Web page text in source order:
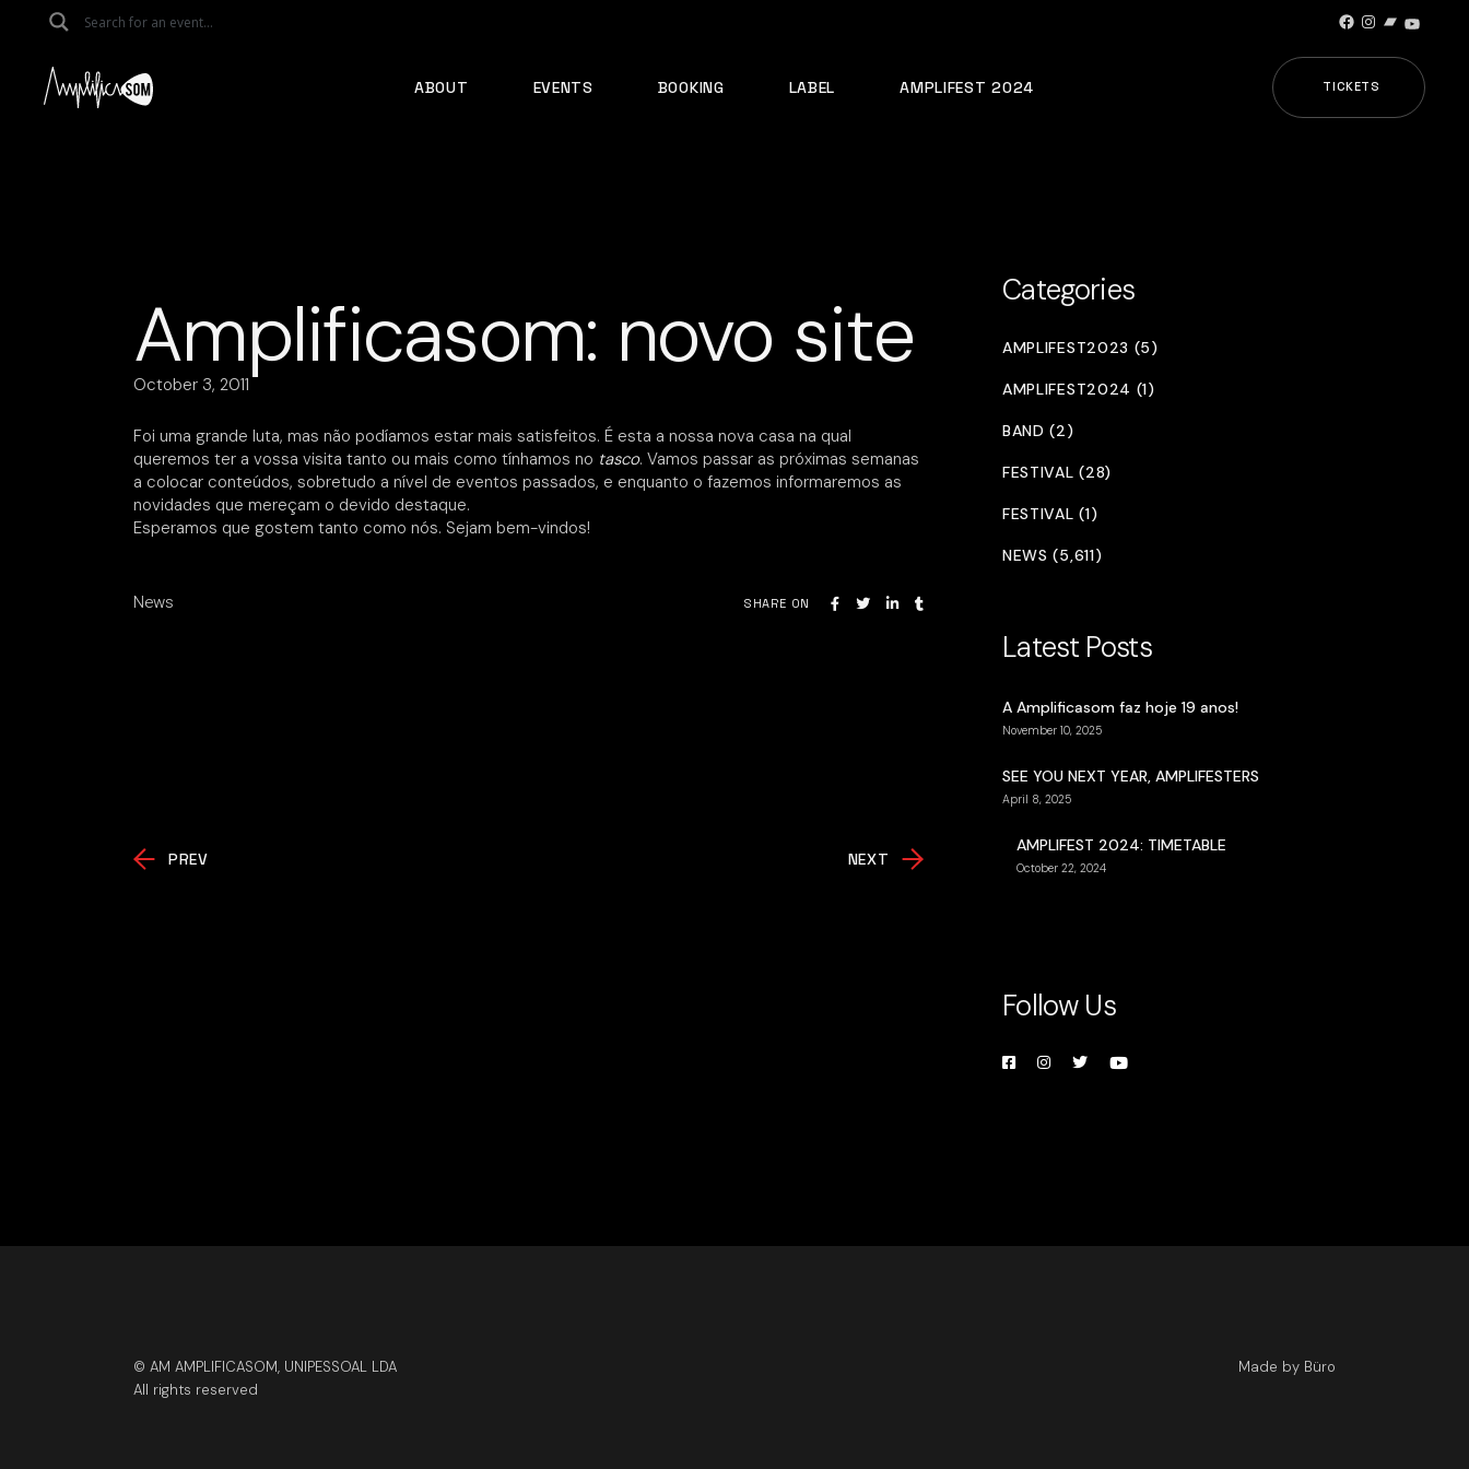
Facebook
Instagram
Bandcamp
ABOUT EVENTS BOOKING LABEL AMPLIFEST 2024 TICKETS
Amplificasom: novo site
October 3, 2011
Foi uma grande luta, mas não podíamos estar mais satisfeitos. É esta a nossa nova casa na qual
queremos ter a vossa visita tanto ou mais como tínhamos no tasco. Vamos passar as próximas semanas
a colocar conteúdos, sobretudo a nível de eventos passados, e enquanto o fazemos informaremos as
novidades que mereçam o devido destaque.
Esperamos que gostem tanto como nós. Sejam bem-vindos!
News SHARE ON
PREV NEXT
Categories
AMPLIFEST2023 (5)
AMPLIFEST2024 (1)
BAND (2)
FESTIVAL (28)
FESTIVAL (1)
NEWS (5,611)
Latest Posts
A Amplificasom faz hoje 19 anos!
November 10, 2025
SEE YOU NEXT YEAR, AMPLIFESTERS
April 8, 2025
AMPLIFEST 2024: TIMETABLE
October 22, 2024
Follow Us
© AM AMPLIFICASOM, UNIPESSOAL LDA
All rights reserved
Made by Büro